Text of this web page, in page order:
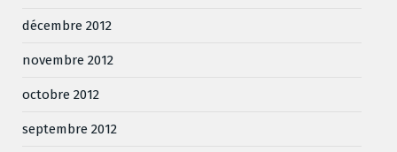
décembre 2012
novembre 2012
octobre 2012
septembre 2012